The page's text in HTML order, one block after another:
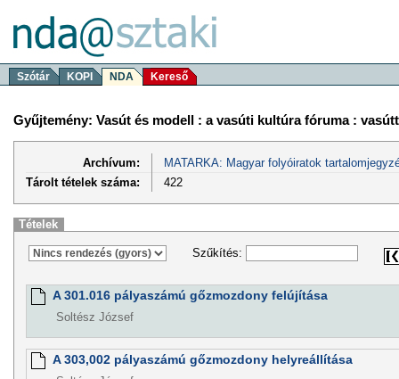
Szótár KOPI NDA Kereső
Gyűjtemény: Vasút és modell : a vasúti kultúra fóruma :
Archívum:
MATARKA: Magyar folyóiratok
Tárolt tételek száma:
422
Tételek
Szűkítés:
A 301.016 pályaszámú gőzmozdony felújítása
Soltész József
A 303,002 pályaszámú gőzmozdony helyreállítása